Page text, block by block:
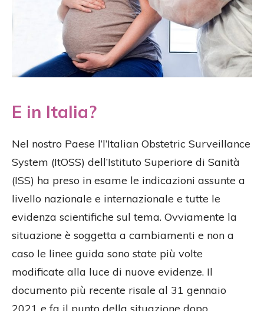
E in Italia?
Nel nostro Paese l’l’Italian Obstetric Surveillance
System (ItOSS) dell’Istituto Superiore di Sanità
(ISS) ha preso in esame le indicazioni assunte a
livello nazionale e internazionale e tutte le
evidenza scientifiche sul tema. Ovviamente la
situazione è soggetta a cambiamenti e non a
caso le linee guida sono state più volte
modificate alla luce di nuove evidenze. Il
documento più recente risale al 31 gennaio